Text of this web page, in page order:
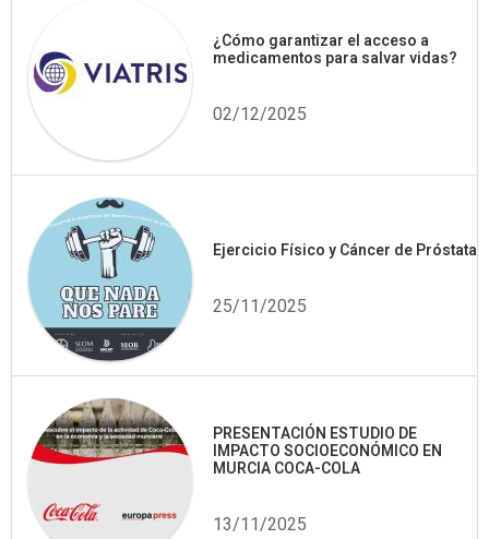
¿Cómo garantizar el acceso a
medicamentos para salvar vidas?
02/12/2025
Ejercicio Físico y Cáncer de Próstata
25/11/2025
PRESENTACIÓN ESTUDIO DE
IMPACTO SOCIOECONÓMICO EN
MURCIA COCA-COLA
13/11/2025